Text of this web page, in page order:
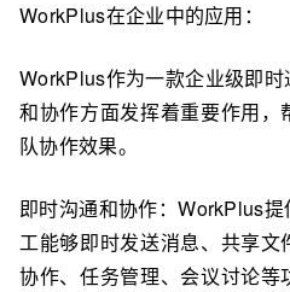
WorkPlus在企业中的应用：
WorkPlus作为一款企业级即
和协作方面发挥着重要作用
队协作效果。
即时沟通和协作：WorkPlus
工能够即时发送消息、共享文
协作、任务管理、会议讨论